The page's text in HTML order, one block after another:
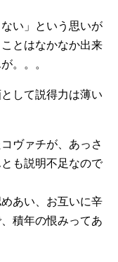
い」という思いが
とはなかなか出来
。。。
して説得力は薄い
ヴァチが、あっさ
も説明不足なので
あい、お互いに辛
積年の恨みってあ